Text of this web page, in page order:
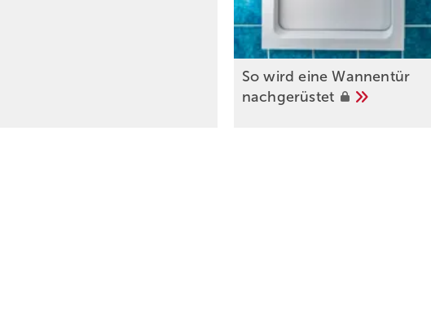
So wird eine Wannentür
nachgerüstet